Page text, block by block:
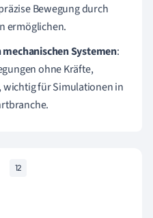
Bewegung durch
ermöglichen.
Systemen:
ohne Kräfte,
wichtig für Simulationen in
12